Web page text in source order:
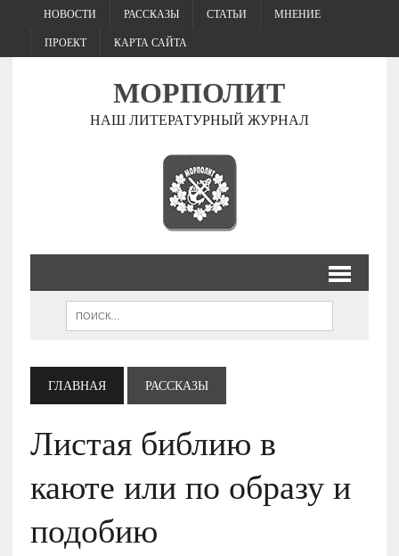
НОВОСТИ РАССКАЗЫ СТАТЬИ МНЕНИЕ
ПРОЕКТ КАРТА САЙТА
МОРПОЛИТ
НАШ ЛИТЕРАТУРНЫЙ ЖУРНАЛ
ГЛАВНАЯ РАССКАЗЫ
Листая библию в
каюте или по образу и
подобию